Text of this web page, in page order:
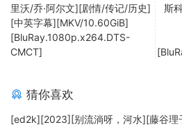
里沃/乔·阿尔文][剧情/传记/历史]
[中英字幕][MKV/10.60GiB]
[BluRay.1080p.x264.DTS-
CMCT]
斯
猜你喜欢
[ed2k][2023][别流淌呀，河水][藤谷理